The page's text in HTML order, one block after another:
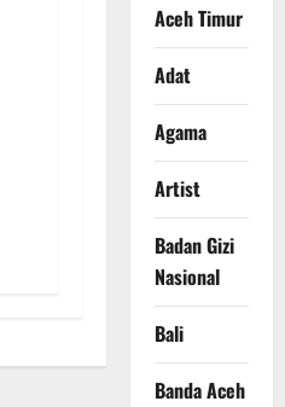
Aceh Timur
Adat
Agama
Artist
Badan Gizi
Nasional
Bali
Banda Aceh